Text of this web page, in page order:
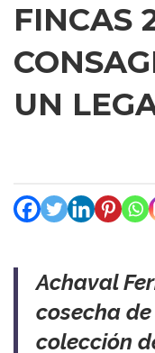
FINCAS
UN
Achaval
cosecha
colección